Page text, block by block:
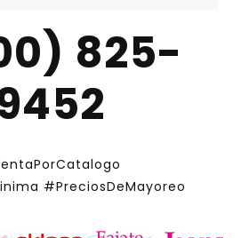
825-
#PreciosDeMayoreo